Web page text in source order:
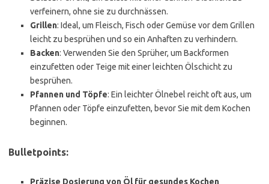
verfeinern, ohne sie zu durchnässen.
Grillen: Ideal, um Fleisch, Fisch oder Gemüse vor dem Grillen
leicht zu besprühen und so ein Anhaften zu verhindern.
Backen: Verwenden Sie den Sprüher, um Backformen
einzufetten oder Teige mit einer leichten Ölschicht zu
besprühen.
Pfannen und Töpfe: Ein leichter Ölnebel reicht oft aus, um
Pfannen oder Töpfe einzufetten, bevor Sie mit dem Kochen
beginnen.
Bulletpoints:
Präzise Dosierung von Öl für gesundes Kochen